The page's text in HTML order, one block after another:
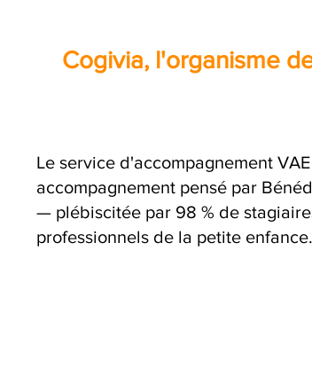
Cogivia, l'organisme
Le service d'accompagnement
accompagnement pensé par
— plébiscitée par 98 % de
professionnels de la petite enfance.